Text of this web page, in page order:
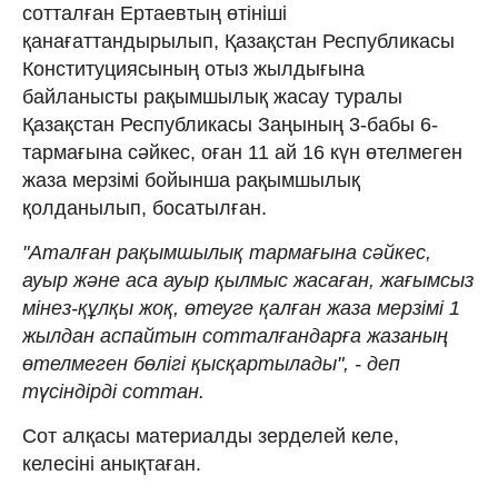
сотталған Ертаевтың өтініші
қанағаттандырылып, Қазақстан Республикасы
Конституциясының отыз жылдығына
байланысты рақымшылық жасау туралы
Қазақстан Республикасы Заңының 3-бабы 6-
тармағына сәйкес, оған 11 ай 16 күн өтелмеген
жаза мерзімі бойынша рақымшылық
қолданылып, босатылған.
"Аталған рақымшылық тармағына сәйкес,
ауыр және аса ауыр қылмыс жасаған, жағымсыз
мінез-құлқы жоқ, өтеуге қалған жаза мерзімі 1
жылдан аспайтын сотталғандарға жазаның
өтелмеген бөлігі қысқартылады", - деп
түсіндірді соттан.
Сот алқасы материалды зерделей келе,
келесіні анықтаған.